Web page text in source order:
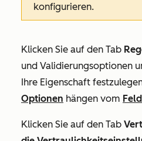
konfigurieren.
Klicken Sie auf den Tab
und Validierungsoptionen
Ihre Eigenschaft
Optionen hängen vom
Klicken Sie auf den Tab